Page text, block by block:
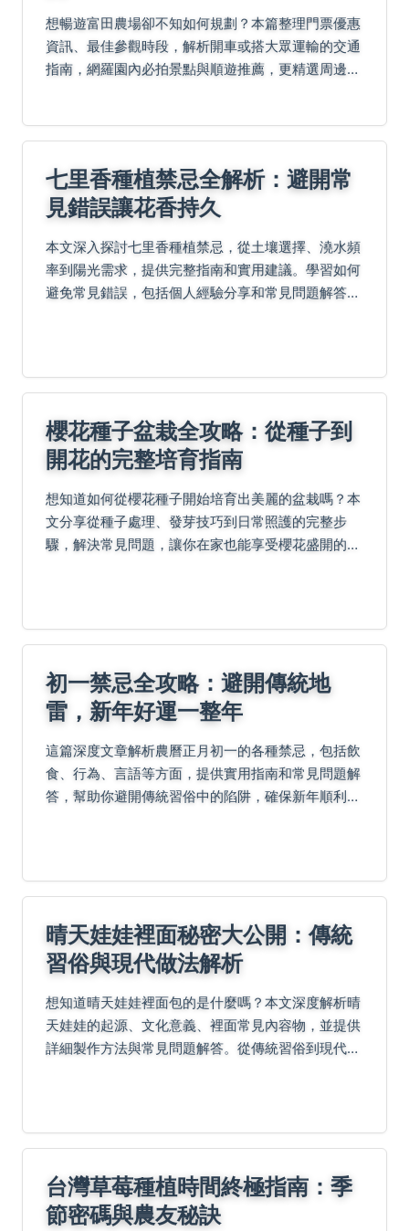
想暢遊富田農場卻不知如何規劃？本篇整理門票優惠
資訊、最佳參觀時段，解析開車或搭大眾運輸的交通
指南，網羅園內必拍景點與順遊推薦，更精選周邊住
七里香種植禁忌全解析：避開常
見錯誤讓花香持久
本文深入探討七里香種植禁忌，從土壤選擇、澆水頻
率到陽光需求，提供完整指南和實用建議。學習如何
避免常見錯誤，包括個人經驗分享和常見問題解答，
櫻花種子盆栽全攻略：從種子到
開花的完整培育指南
想知道如何從櫻花種子開始培育出美麗的盆栽嗎？本
文分享從種子處理、發芽技巧到日常照護的完整步
驟，解決常見問題，讓你在家也能享受櫻花盛開的樂
初一禁忌全攻略：避開傳統地
雷，新年好運一整年
這篇深度文章解析農曆正月初一的各種禁忌，包括飲
食、行為、言語等方面，提供實用指南和常見問題解
答，幫助你避開傳統習俗中的陷阱，確保新年順利。
晴天娃娃裡面秘密大公開：傳統
習俗與現代做法解析
想知道晴天娃娃裡面包的是什麼嗎？本文深度解析晴
天娃娃的起源、文化意義、裡面常見內容物，並提供
詳細製作方法與常見問題解答。從傳統習俗到現代創
台灣草莓種植時間終極指南：季
節密碼與農友秘訣